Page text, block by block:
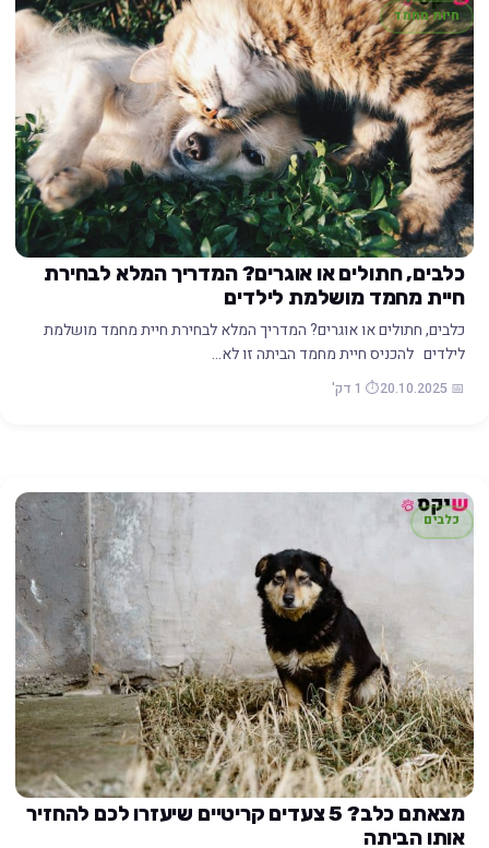
חיות מחמד
כלבים, חתולים או אוגרים? המדריך המלא לבחירת
חיית מחמד מושלמת לילדים
כלבים, חתולים או אוגרים? המדריך המלא לבחירת חיית מחמד מושלמת
לילדים להכניס חיית מחמד הביתה זו לא…
📅 20.10.2025 ⏱️ 1 דק'
כלבים
מצאתם כלב? 5 צעדים קריטיים שיעזרו לכם להחזיר
אותו הביתה